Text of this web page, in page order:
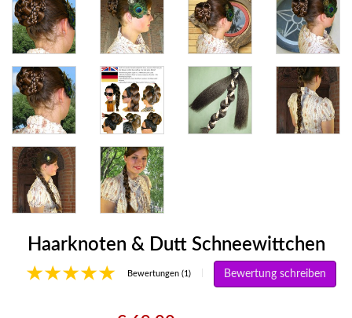
Haarknoten & Dutt Schneewittchen
Bewertungen (1) Bewertung schreiben